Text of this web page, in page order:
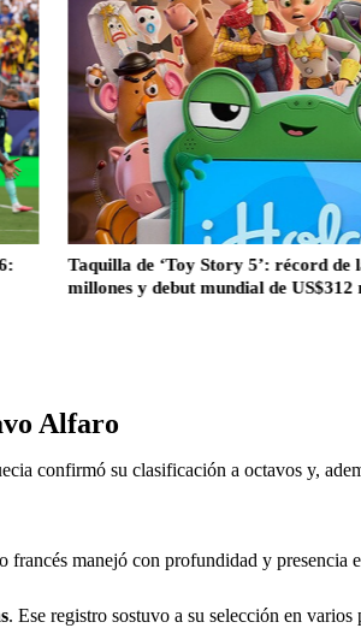
de ‘Toy Story 5’: récord de la saga con
y debut mundial de US$312 millones
Alfaro
confirmó su clasificación a octavos y,
francés manejó con profundidad y presencia
. Ese registro sostuvo a su selección en